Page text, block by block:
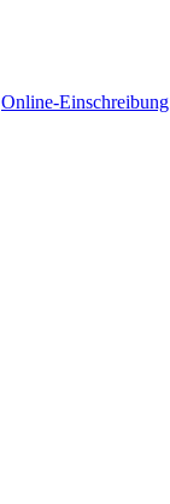
Online-Einschreibung